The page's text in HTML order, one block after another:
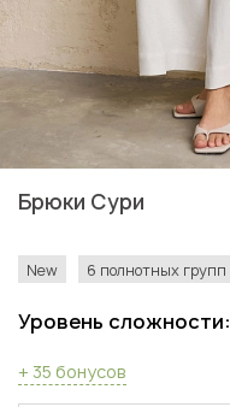
Брюки Сури
New 6 полнотных групп
Уровень сложности:
+ 35 бонусов